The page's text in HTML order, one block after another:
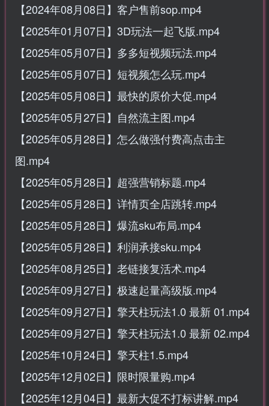
【2024年08月08日】客户售前sop.mp4
【2025年01月07日】3D玩法一起飞版.mp4
【2025年05月07日】多多短视频玩法.mp4
【2025年05月07日】短视频怎么玩.mp4
【2025年05月08日】最快的原价大促.mp4
【2025年05月27日】自然流主图.mp4
【2025年05月28日】怎么做强付费高点击主
图.mp4
【2025年05月28日】超强营销标题.mp4
【2025年05月28日】详情页全店跳转.mp4
【2025年05月28日】爆流sku布局.mp4
【2025年05月28日】利润承接sku.mp4
【2025年08月25日】老链接复活术.mp4
【2025年09月27日】极速起量高级版.mp4
【2025年09月27日】擎天柱玩法1.0 最新 01.mp4
【2025年09月27日】擎天柱玩法1.0 最新 02.mp4
【2025年10月24日】擎天柱1.5.mp4
【2025年12月02日】限时限量购.mp4
【2025年12月04日】最新大促不打标讲解.mp4